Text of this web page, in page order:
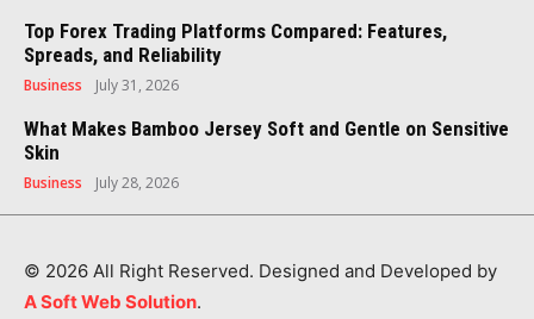
Top Forex Trading Platforms Compared: Features,
Spreads, and Reliability
Business July 31, 2026
What Makes Bamboo Jersey Soft and Gentle on Sensitive
Skin
Business July 28, 2026
© 2026 All Right Reserved. Designed and Developed by
A Soft Web Solution.